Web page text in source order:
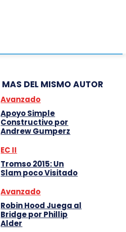
MAS DEL MISMO AUTOR
Avanzado
Apoyo Simple
Constructivo por
Andrew Gumperz
EC II
Tromso 2015: Un
Slam poco Visitado
Avanzado
Robin Hood Juega al
Bridge por Phillip
Alder